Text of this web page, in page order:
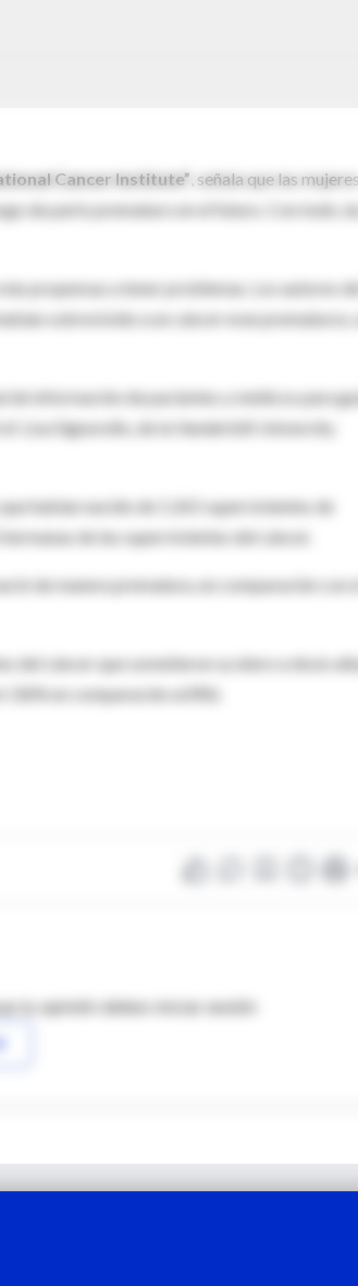
Cancer Institute” , señala que las mujeres
de parto prematuro en el futuro. Con todo,
propensas a tener problemas. Los autores del
sobrevivido a un cáncer eran prematuros,
información de pacientes y médicos para
Lisa Signorello, de la Vanderbilt University
habían nacido de 1.265 supervivientes de
de las supervivientes del cáncer.
de manera prematura, en comparación con el
del cáncer que sometieron su útero a dosis
en comparación al 8%).
tu opinión debes iniciar sesión